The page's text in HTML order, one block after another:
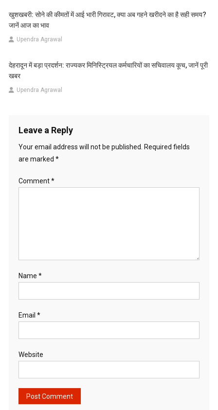
खुशखबरी: सोने की कीमतों में आई भारी गिरावट, क्या अब गहने खरीदने का है सही समय?
जानें आज का भाव
Upendra Agrawal
देहरादून में बड़ा प्रदर्शन: राज्यकर मिनिस्ट्रियल कर्मचारियों का सचिवालय कूच, जानें पूरी
खबर
Upendra Agrawal
Leave a Reply
Your email address will not be published.
Required fields
are marked *
Comment*
Name *
Email *
Website